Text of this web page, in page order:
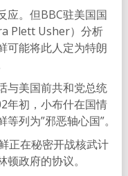
应。但BBC驻美国国
Plett Usher）分析
可能将此人定为特朗
与美国前共和党总统
年初，小布什在国情
列为”邪恶轴心国”。
正在秘密开战核武计
政府的协议。